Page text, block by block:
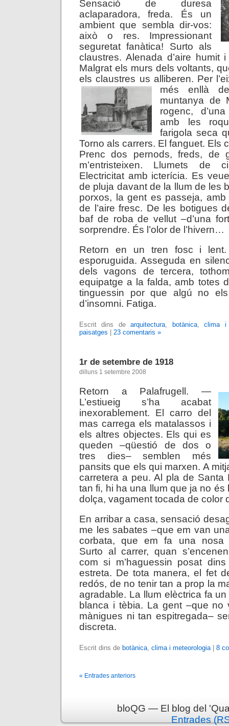
Sensació de duresa
aclaparadora, freda. És un
ambient que sembla dir-vos:
això o res. Impressionant
seguretat fanàtica! Surto als
claustres. Alenada d’aire humit
Malgrat els murs dels voltants,
els claustres us alliberen. Per
més enllà
muntanya de
rogenc,
amb les
farigola seca
Torno als carrers. El fanguet. Els
Prenc dos pernods, freds, de
m’entristeixen. Llumets de
Electricitat amb icterícia. Es
de pluja davant de la llum de les
porxos, la gent es passeja,
de l’aire fresc. De les botigues
baf de roba de vellut –d’una
sorprendre. És l’olor de l’hivern…
Retorn en un tren fosc i
esporuguida. Asseguda en
dels vagons de tercera,
equipatge a la falda, amb totes
tinguessin por que algú no
d’insomni. Fatiga.
Escrit dins dearquitectura, botànica,clima i
paisatges
23 comentaris »
1r de setembre de 1918
dilluns 1 setembre 2008
Retorn a Palafrugell. —
L’estiueig s’ha acabat
inexorablement. El carro del
mas carrega els matalassos i
els altres objectes. Els qui es
queden –qüestió de dos o
tres dies– semblen més
pansits que els qui marxen. A
carretera a peu. Al pla de Santa
tan fi, hi ha una llum que ja no és
dolça, vagament tocada de color
En arribar a casa, sensació
me les sabates –que em van
corbata, que em fa una nosa
Surto al carrer, quan
com si m’haguessin posat
estreta. De tota manera, el fet
redós, de no tenir tan a prop la
agradable. La llum elèctrica fa
blanca i tèbia. La gent –que
mànigues ni tan espitregada–
discreta.
Escrit dins de botànica, clima i meteorologia| 8
« Entrades anteriors
bloQG — El blog del
Entrades